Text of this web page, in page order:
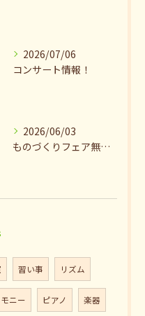
2026/07/06
コンサート情報！
2026/06/03
ものづくりフェア無事終了♪ありがとうございました。
習い事 リズム
ニー ピアノ 楽器